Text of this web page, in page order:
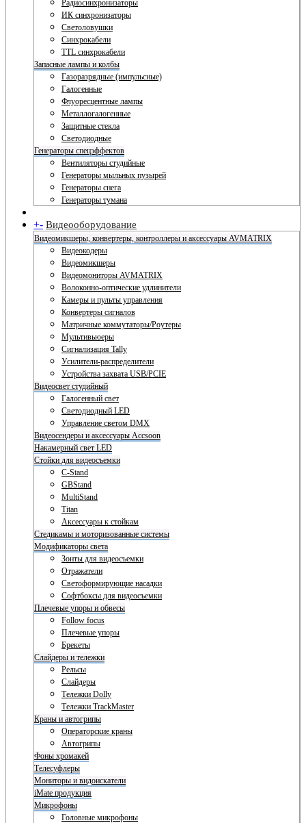
Радиосинхронизаторы
ИК синхронизаторы
Светоловушки
Синхрокабели
TTL синхрокабели
Запасные лампы и колбы
Газоразрядные (импульсные)
Галогенные
Флуоресцентные лампы
Металлогалогенные
Защитные стекла
Светодиодные
Генераторы спецэффектов
Вентиляторы студийные
Генераторы мыльных пузырей
Генераторы снега
Генераторы тумана
+- Видеооборудование
Видеомикшеры, конвертеры, контроллеры и аксессуары AVMATRIX
Видеокодеры
Видеомикшеры
Видеомониторы AVMATRIX
Волоконно-оптические удлинители
Камеры и пульты управления
Конвертеры сигналов
Матричные коммутаторы/Роутеры
Мультивьюеры
Сигнализация Tally
Усилители-распределители
Устройства захвата USB/PCIE
Видеосвет студийный
Галогенный свет
Светодиодный LED
Управление светом DMX
Видеосендеры и аксессуары Accsoon
Накамерный свет LED
Стойки для видеосъемки
C-Stand
GBStand
MultiStand
Titan
Аксессуары к стойкам
Стедикамы и моторизованные системы
Модификаторы света
Зонты для видеосъемки
Отражатели
Светоформирующие насадки
Софтбоксы для видеосъемки
Плечевые упоры и обвесы
Follow focus
Плечевые упоры
Брекеты
Слайдеры и тележки
Рельсы
Слайдеры
Тележки Dolly
Тележки TrackMaster
Краны и автогрипы
Операторские краны
Автогрипы
Фоны хромакей
Телесуфлеры
Мониторы и видоискатели
iMate продукция
Микрофоны
Головные микрофоны